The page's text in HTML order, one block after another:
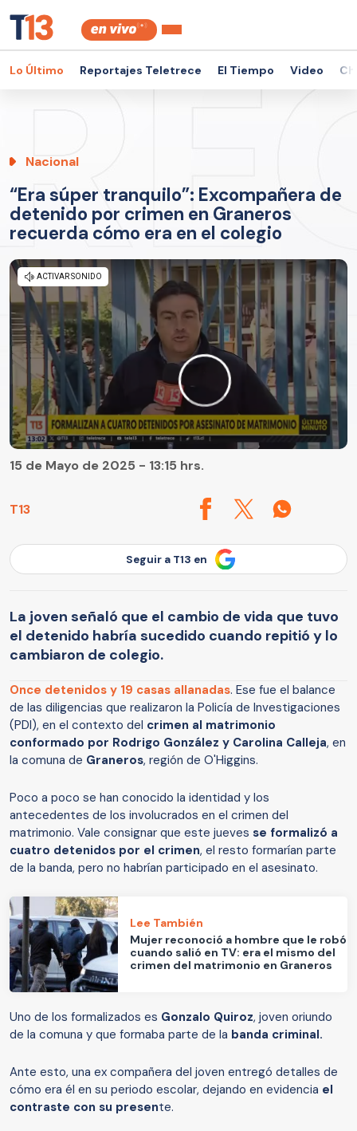
Lo Último Reportajes Teletrece El Tiempo Video
Nacional
“Era súper tranquilo”: Excompañera de
detenido por crimen en Graneros
recuerda cómo era en el colegio
T13
15 de Mayo de 2025 - 13:15 hrs.
Seguir a T13 en
La joven señaló que el cambio de vida que tuvo
el detenido habría sucedido cuando repitió y lo
cambiaron de colegio.
Once detenidos y 19 casas allanadas. Ese fue el balance
de las diligencias que realizaron la Policía de Investigaciones
(PDI), en el contexto del crimen al matrimonio
conformado por Rodrigo González y Carolina Calleja, en
la comuna de Graneros, región de O'Higgins.
Poco a poco se han conocido la identidad y los
antecedentes de los involucrados en el crimen del
matrimonio. Vale consignar que este jueves se formalizó a
cuatro detenidos por el crimen, el resto formarían parte
de la banda, pero no habrían participado en el asesinato.
Lee También
Mujer reconoció a hombre que le robó
cuando salió en TV: era el mismo del
crimen del matrimonio en Graneros
Uno de los formalizados es Gonzalo Quiroz, joven oriundo
de la comuna y que formaba parte de la banda criminal.
Ante esto, una ex compañera del joven entregó detalles de
cómo era él en su periodo escolar, dejando en evidencia el
contraste con su presente.